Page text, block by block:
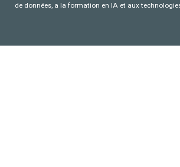
de données, a la formation en IA et aux